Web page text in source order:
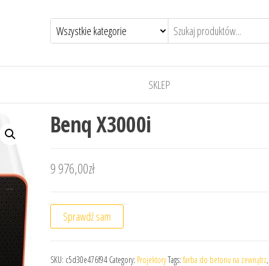
SKLEP
Benq X3000i
9 976,00zł
Sprawdź sam
SKU: c5d30e476f94 Category: ProjektoryTags: farba do betonu na zewnątrz,